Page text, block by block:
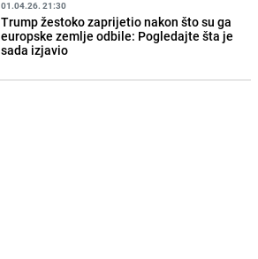
01.04.26. 21:30
Trump žestoko zaprijetio nakon što su ga
europske zemlje odbile: Pogledajte šta je
sada izjavio